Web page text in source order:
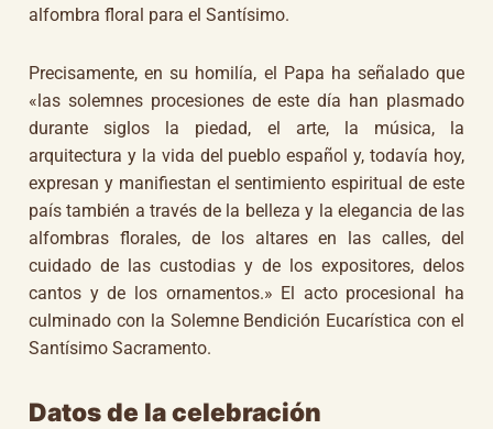
alfombra floral para el Santísimo.
Precisamente, en su homilía, el Papa ha señalado que
«las solemnes procesiones de este día han plasmado
durante siglos la piedad, el arte, la música, la
arquitectura y la vida del pueblo español y, todavía hoy,
expresan y manifiestan el sentimiento espiritual de este
país también a través de la belleza y la elegancia de las
alfombras florales, de los altares en las calles, del
cuidado de las custodias y de los expositores, delos
cantos y de los ornamentos.» El acto procesional ha
culminado con la Solemne Bendición Eucarística con el
Santísimo Sacramento.
Datos de la celebración